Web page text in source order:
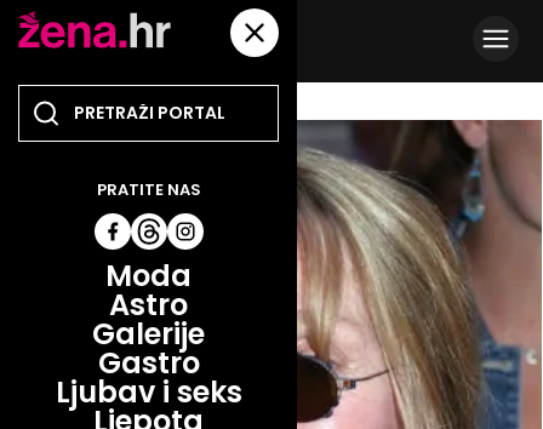
Moda
Astro
Galerije
Gastro
Ljubav i seks
PRATITE NAS